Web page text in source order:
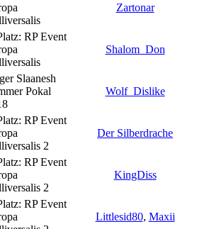
Zartonar
RP Event
Shalom_Don
Slaanesh
Pokal
Wolf_Dislike
RP Event
2
Der Silberdrache
RP Event
2
KingDiss
RP Event
Littlesid80, Maxii